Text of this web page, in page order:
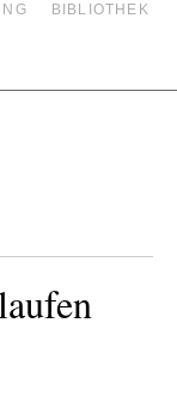
BIBLIOTHEK